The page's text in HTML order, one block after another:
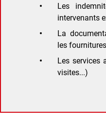
Les
intervenants
La
les fournitures
Les services
visites...)